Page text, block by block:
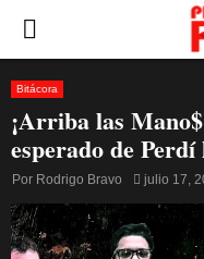
PRIMARY
MENU
Bitácora
¡Arriba las
esperado de
Por Rodrigo Bravo julio 17,